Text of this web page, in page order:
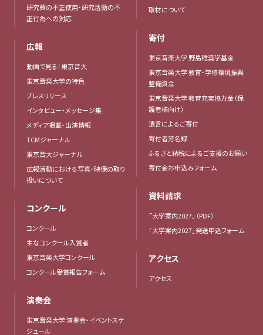
研究費の不正使用・研究活動の不
正行為への対応
広報
動画で見る！東京音大
東京音楽大学の特色
プレスリリース
インタビュー・メッセージ集
メディア掲載・出演情報
TCMジャーナル
東京音大ジャーナル
広報活動における写真・映像の取り
扱いについて
コンクール
コンクール
主なコンクール入賞者
東京音楽大学コンクール
コンクール受賞報告フォーム
演奏会
東京音楽大学 演奏会・イベントスケ
ジュール
取材について
寄付
東京音楽大学 野島稔奨学基金
東京音楽大学 教育・学修環境振興
整備資金
東京音楽大学 教育充実協力金（保
護者様向け）
遺言によるご寄付
寄付者芳名録
ふるさと納税によるご支援のお願い
寄付金お申込みフォーム
資料請求
「大学案内2027」（PDF）
「大学案内2027」発送申込フォーム
アクセス
アクセス